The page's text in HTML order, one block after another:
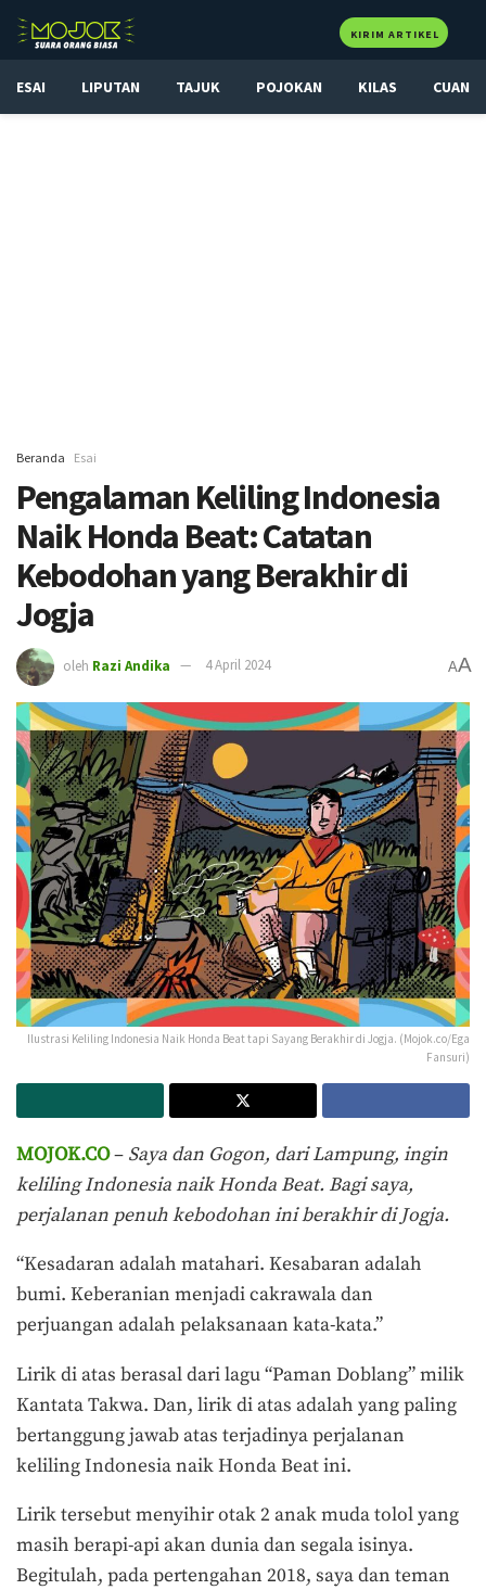
KIRIM ARTIKEL
ESAI LIPUTAN TAJUK POJOKAN KILAS CUAN
Beranda Esai
Pengalaman Keliling Indonesia
Naik Honda Beat: Catatan
Kebodohan yang Berakhir di
Jogja
oleh Razi Andika 4 April 2024 AA
Ilustrasi Keliling Indonesia Naik Honda Beat tapi Sayang Berakhir di Jogja. (Mojok.co/Ega
Fansuri)
MOJOK.CO– Saya dan Gogon, dari Lampung, ingin
keliling Indonesia naik Honda Beat. Bagi saya,
perjalanan penuh kebodohan ini berakhir di Jogja.
“Kesadaran adalah matahari. Kesabaran adalah
bumi. Keberanian menjadi cakrawala dan
perjuangan adalah pelaksanaan kata-kata.”
Lirik di atas berasal dari lagu “Paman Doblang” milik
Kantata Takwa. Dan, lirik di atas adalah yang paling
bertanggung jawab atas terjadinya perjalanan
keliling Indonesia naik Honda Beat ini.
Lirik tersebut menyihir otak 2 anak muda tolol yang
masih berapi-api akan dunia dan segala isinya.
Begitulah, pada pertengahan 2018, saya dan teman